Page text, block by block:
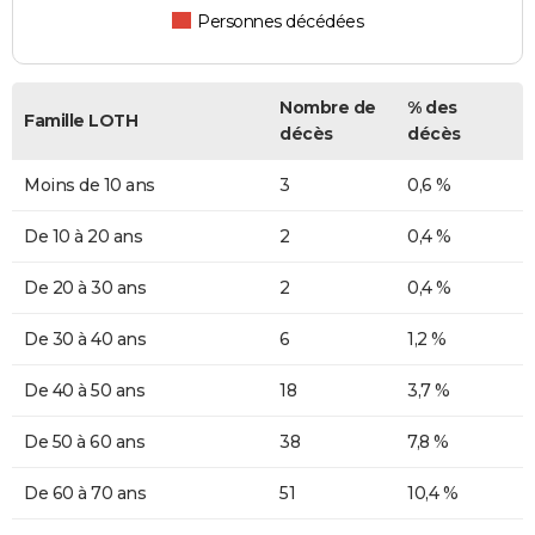
Personnes décédées
Famille LOTH
Nombre de
décès
% des
décès
Moins de 10 ans 3 0,6 %
De 10 à 20 ans 2 0,4 %
De 20 à 30 ans 2 0,4 %
De 30 à 40 ans 6 1,2 %
De 40 à 50 ans 18 3,7 %
De 50 à 60 ans 38 7,8 %
De 60 à 70 ans 51 10,4 %